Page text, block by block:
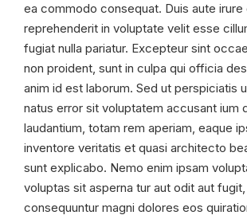
ea commodo consequat. Duis aute irure
reprehenderit in voluptate velit esse
fugiat nulla pariatur. Excepteur sint
non proident, sunt in culpa qui officia
anim id est laborum. Sed ut perspiciatis
natus error sit voluptatem accusant ium
laudantium, totam rem aperiam, eaque
inventore veritatis et quasi architecto
sunt explicabo. Nemo enim ipsam
voluptas sit asperna tur aut odit aut
consequuntur magni dolores eos